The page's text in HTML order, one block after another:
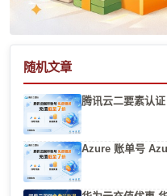
随机文章
腾讯云二要素认
Azure 账单号